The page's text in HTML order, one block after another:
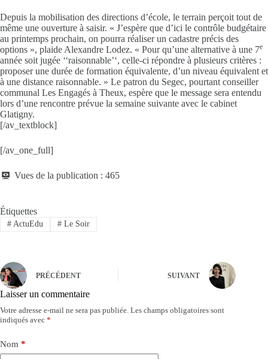
Depuis la mobilisation des directions d’école, le terrain perçoit tout de
même une ouverture à saisir. « J’espère que d’ici le contrôle budgétaire
au printemps prochain, on pourra réaliser un cadastre précis des
options », plaide Alexandre Lodez. « Pour qu’une alternative à une 7e
année soit jugée ‘‘raisonnable’‘, celle-ci répondre à plusieurs critères :
proposer une durée de formation équivalente, d’un niveau équivalent et
à une distance raisonnable. » Le patron du Segec, pourtant conseiller
communal Les Engagés à Theux, espère que le message sera entendu
lors d’une rencontre prévue la semaine suivante avec le cabinet
Glatigny.
[/av_textblock]
[/av_one_full]
Vues de la publication : 465
Étiquettes
#ActuEdu #Le Soir
PRÉCÉDENT SUIVANT
Laisser un commentaire
Votre adresse e-mail ne sera pas publiée. Les champs obligatoires sont
indiqués avec *
Nom *